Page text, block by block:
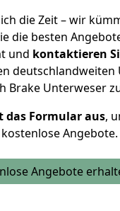
die Zeit – wir
die besten
und kontaktieren
deutschlandweiten
Brake Unterweser
das Formular aus,
kostenlose Angebote.
Angebote